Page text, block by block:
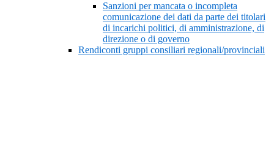
Sanzioni per mancata o incompleta
comunicazione dei dati da parte dei titolari
di incarichi politici, di amministrazione, di
direzione o di governo
Rendiconti gruppi consiliari regionali/provinciali